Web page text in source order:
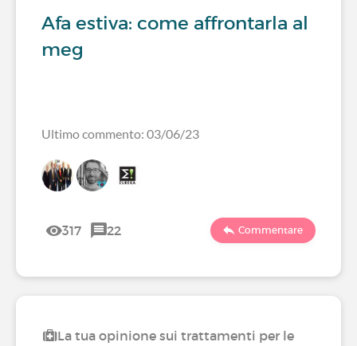
Afa estiva: come affrontarla al
meg
Ultimo commento: 03/06/23
317 22 Commentare
La tua opinione sui trattamenti per le